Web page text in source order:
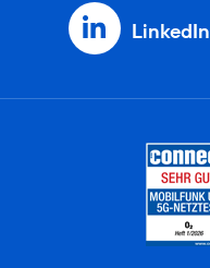
LinkedIn